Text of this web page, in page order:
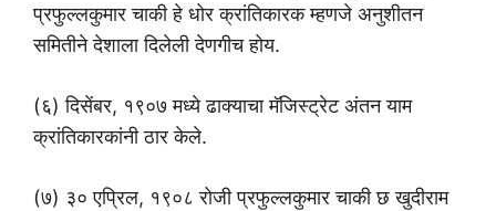
प्रफुल्लकुमार चाकी हे धोर क्रांतिकारक म्हणजे अनुशीतन
समितीने देशाला दिलेली देणगीच होय.
(६) दिसेंबर, १९०७ मध्ये ढाक्याचा मॅजिस्ट्रेट अंतन याम
क्रांतिकारकांनी ठार केले.
(७) ३० एप्रिल, १९०८ रोजी प्रफुल्लकुमार चाकी छ खुदीराम